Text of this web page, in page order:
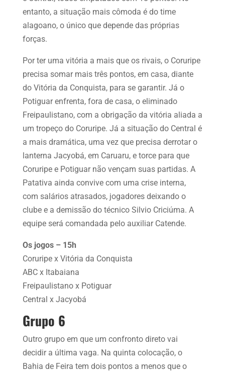
entanto, a situação mais cômoda é do time
alagoano, o único que depende das próprias
forças.
Por ter uma vitória a mais que os rivais, o Coruripe
precisa somar mais três pontos, em casa, diante
do Vitória da Conquista, para se garantir. Já o
Potiguar enfrenta, fora de casa, o eliminado
Freipaulistano, com a obrigação da vitória aliada a
um tropeço do Coruripe. Já a situação do Central é
a mais dramática, uma vez que precisa derrotar o
lanterna Jacyobá, em Caruaru, e torce para que
Coruripe e Potiguar não vençam suas partidas. A
Patativa ainda convive com uma crise interna,
com salários atrasados, jogadores deixando o
clube e a demissão do técnico Silvio Criciúma. A
equipe será comandada pelo auxiliar Catende.
Os jogos – 15h
Coruripe x Vitória da Conquista
ABC x Itabaiana
Freipaulistano x Potiguar
Central x Jacyobá
Grupo 6
Outro grupo em que um confronto direto vai
decidir a última vaga. Na quinta colocação, o
Bahia de Feira tem dois pontos a menos que o